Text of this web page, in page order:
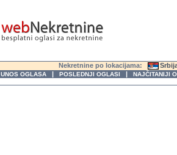
Nekretnine po lokacijama:
UNOS OGLASA | POSLEDNJI OGLASI | NAJČITANIJI